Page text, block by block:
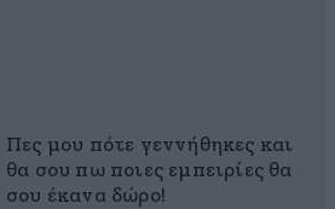
Πες μου πότε γεννήθηκες και
θα σου πω ποιες εμπειρίες θα
σου έκανα δώρο!